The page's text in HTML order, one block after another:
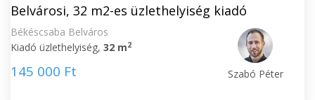
Belvárosi, 32 m2-es üzlethelyiség kiadó
Békéscsaba Belváros
Kiadó üzlethelyiség, 32 m2
145 000 Ft Szabó Péter